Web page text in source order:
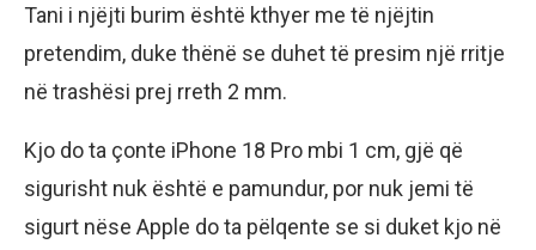
Tani i njëjti burim është kthyer me të njëjtin
pretendim, duke thënë se duhet të presim një rritje
në trashësi prej rreth 2 mm.
Kjo do ta çonte iPhone 18 Pro mbi 1 cm, gjë që
sigurisht nuk është e pamundur, por nuk jemi të
sigurt nëse Apple do ta pëlqente se si duket kjo në